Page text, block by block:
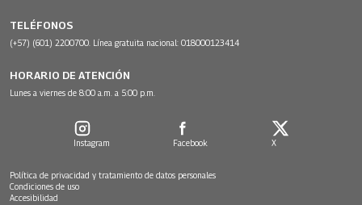
TELÉFONOS
(+57) (601) 2200700. Línea gratuita nacional: 018000123414
HORARIO DE ATENCIÓN
Lunes a viernes de 8:00 a.m. a 5:00 p.m.
Instagram Facebook X
Política de privacidad y tratamiento de datos personales
Condiciones de uso
Accesibilidad